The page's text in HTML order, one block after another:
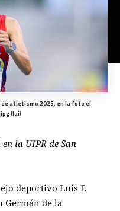
atletismo 2025. en la foto el
(lai)
la UIPR de San
deportivo Luis F.
Germán de la